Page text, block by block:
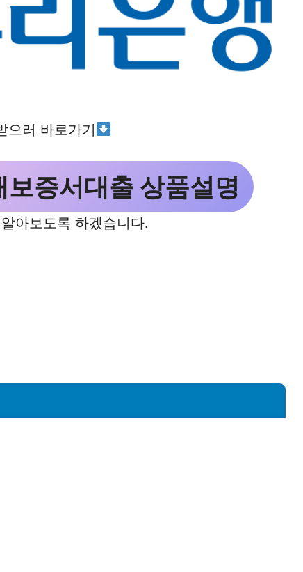
으러 바로가기
보증서대출 상품설명
아보도록 하겠습니다.